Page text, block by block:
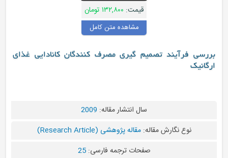
۱۳۲,۸۰۰ تومان
مشاهده متن کامل
فرآیند تصمیم گیری مصرف کنندگان کانادایی غذای
سال انتشار مقاله:2009
نوع نگارش مقاله:مقاله پژوهشی (Research Article)
صفحات ترجمه فارسی:25